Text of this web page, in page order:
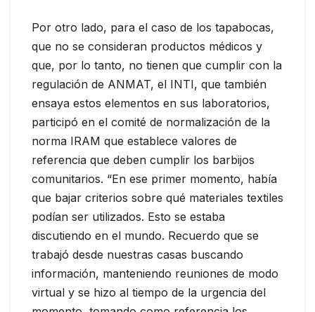
Por otro lado, para el caso de los tapabocas,
que no se consideran productos médicos y
que, por lo tanto, no tienen que cumplir con la
regulación de ANMAT, el INTI, que también
ensaya estos elementos en sus laboratorios,
participó en el comité de normalización de la
norma IRAM que establece valores de
referencia que deben cumplir los barbijos
comunitarios. “En ese primer momento, había
que bajar criterios sobre qué materiales textiles
podían ser utilizados. Esto se estaba
discutiendo en el mundo. Recuerdo que se
trabajó desde nuestras casas buscando
información, manteniendo reuniones de modo
virtual y se hizo al tiempo de la urgencia del